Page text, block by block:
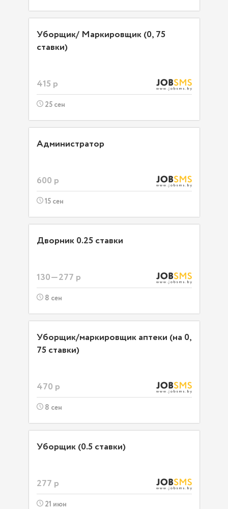
Уборщик/ Маркировщик (0, 75
ставки)
415 р
25 сен
Администратор
600 р
15 сен
Дворник 0.25 ставки
130—277 р
8 сен
Уборщик/маркировщик аптеки (на 0,
75 ставки)
470 р
8 сен
Уборщик (0.5 ставки)
277 р
21 июн